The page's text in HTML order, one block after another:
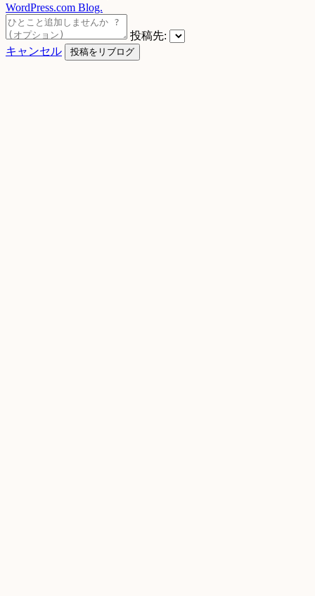
WordPress.com Blog.
投稿先:
キャンセル